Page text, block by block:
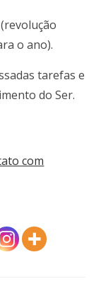
o ano).
tarefas e
do Ser.
com